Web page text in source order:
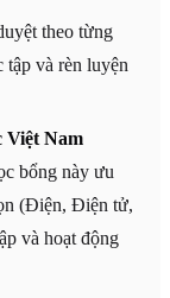
theo từng
tập và rèn luyện
Việt Nam
bổng này ưu
(Điện, Điện tử,
và hoạt động